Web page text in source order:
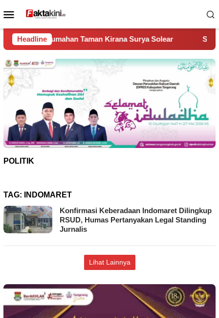
ke
Menu
Mobile
Headline
Taman Kirana Surya Solear Spanyol Juara Piala
POLITIK
TAG:
INDOMARET
Konfirmasi Keberadaan Indomaret Dilingkup
RSUD, Humas Pertanyakan Legal Standing
Jurnalis
Lihat Lainnya